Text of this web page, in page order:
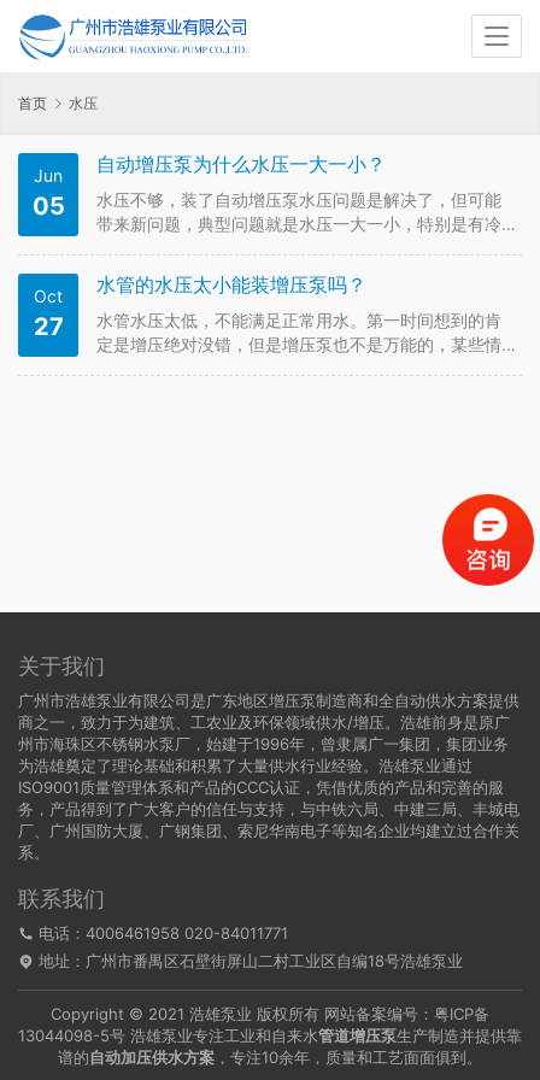
首页 水压
Jun
05
自动增压泵为什么水压一大一小？
水压不够，装了自动增压泵水压问题是解决了，但可能
带来新问题，典型问题就是水压一大一小，特别是有冷
这个现象呢?下面针对
Oct
27
水管的水压太小能装增压泵吗？
水管水压太低，不能满足正常用水。第一时间想到的肯
定是增压绝对没错，但是增压泵也不是万能的，某些情
关于我们
广州市浩雄泵业有限公司是广东地区增压泵制造商和全自动供水方案提供
商之一，致力于为建筑、工农业及环保领域供水/增压。浩雄前身是原广
州市海珠区不锈钢水泵厂，始建于1996年，曾隶属广一集团，集团业务
为浩雄奠定了理论基础和积累了大量供水行业经验。浩雄泵业通过
ISO9001质量管理体系和产品的CCC认证，凭借优质的产品和完善的服
务，产品得到了广大客户的信任与支持，与中铁六局、中建三局、丰城电
厂、广州国防大厦、广钢集团、索尼华南电子等知名企业均建立过合作关
系。
联系我们
电话：4006461958 020-84011771
地址：广州市番禺区石壁街屏山二村工业区自编18号浩雄泵业
Copyright © 2021 浩雄泵业 版权所有 网站备案编号： 粤ICP备
13044098-5号 浩雄泵业专注工业和自来水管道增压泵生产制造并提供靠
谱的自动加压供水方案 ，专注10余年，质量和工艺面面俱到。